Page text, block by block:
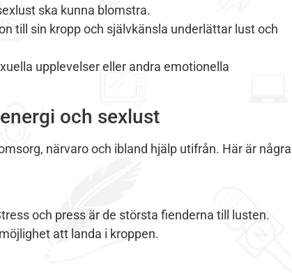
ska kunna blomstra.
till sin kropp och självkänsla underlättar lust och
upplevelser eller andra emotionella
och sexlust
närvaro och ibland hjälp utifrån. Här är några
och press är de största fienderna till lusten.
att landa i kroppen.